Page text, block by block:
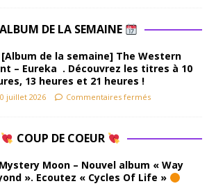
ALBUM DE LA SEMAINE
[Album de la semaine] The Western
– Eureka . Découvrez les titres à 10
13 heures et 21 heures !
juillet 2026 Commentaires fermés
COUP DE COEUR
Mystery Moon – Nouvel album « Way
». Ecoutez « Cycles Of Life »